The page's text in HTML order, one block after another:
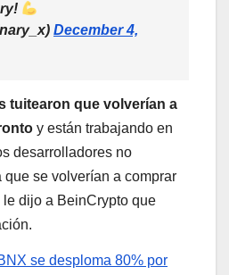
December 4,
tuitearon que volverían a
y están trabajando en
desarrolladores no
que se volverían a comprar
le dijo a BeinCrypto que
se desploma 80% por